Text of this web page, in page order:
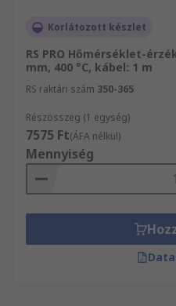
Korlátozott készlet
RS PRO Hőmérséklet-
mm, 400 °C, kábel: 1 m
RS raktári szám 350-365
Részösszeg (1 egység)
7575 Ft(ÁFA nélkül)
Mennyiség